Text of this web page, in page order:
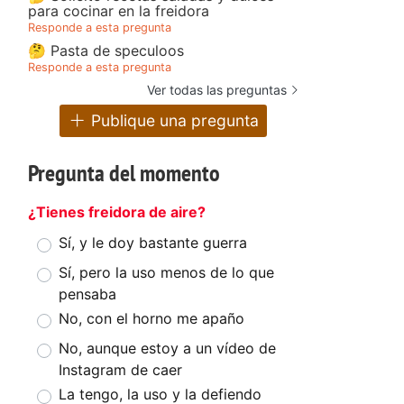
para cocinar en la freidora
Responde a esta pregunta
🤔 Pasta de speculoos
Responde a esta pregunta
Ver todas las preguntas
Publique una pregunta
Pregunta del momento
¿Tienes freidora de aire?
Sí, y le doy bastante guerra
Sí, pero la uso menos de lo que
pensaba
No, con el horno me apaño
No, aunque estoy a un vídeo de
Instagram de caer
La tengo, la uso y la defiendo